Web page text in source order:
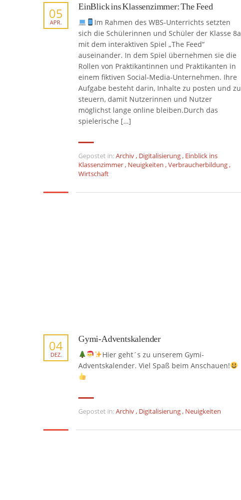
EinBlick ins Klassenzimmer: The Feed
05
APR.
Im Rahmen des WBS-Unterrichts setzten
sich die Schülerinnen und Schüler der Klasse 8a
mit dem interaktiven Spiel „The Feed“
auseinander. In dem Spiel übernehmen sie die
Rollen von Praktikantinnen und Praktikanten in
einem fiktiven Social-Media-Unternehmen. Ihre
Aufgabe besteht darin, Inhalte zu posten und zu
steuern, damit Nutzerinnen und Nutzer
möglichst lange online bleiben.Durch das
spielerische […]
Gepostet in:Archiv, Digitalisierung, Einblick ins
Klassenzimmer, Neuigkeiten ,Verbraucherbildung,
Wirtschaft
Gymi-Adventskalender
04
DEZ.
Hier geht´s zu unserem Gymi-
Adventskalender. Viel Spaß beim Anschauen!
Gepostet in:Archiv, Digitalisierung, Neuigkeiten